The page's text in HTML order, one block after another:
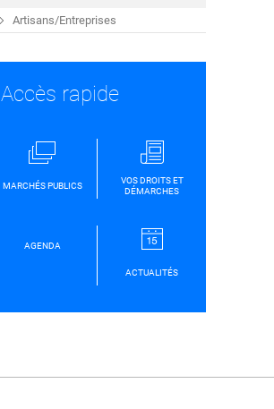
Artisans/Entreprises
Accès rapide
MARCHÉS PUBLICS
VOS DROITS ET
DÉMARCHES
AGENDA
ACTUALITÉS